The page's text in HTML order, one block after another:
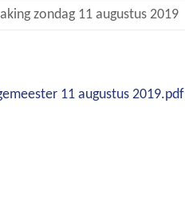
zondag 11 augustus 2019
11 augustus 2019.pdf